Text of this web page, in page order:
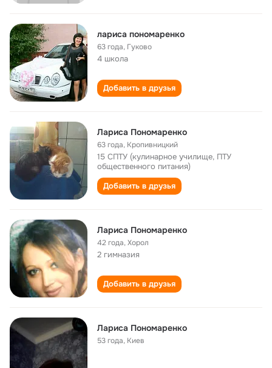
лариса пономаренко
63 года, Гуково
4 школа
Добавить в друзья
Лариса Пономаренко
63 года, Кропивницкий
15 СПТУ (кулинарное училище, ПТУ
общественного питания)
Добавить в друзья
Лариса Пономаренко
42 года,Хорол
2 гимназия
Добавить в друзья
Лариса Пономаренко
53 года, Киев